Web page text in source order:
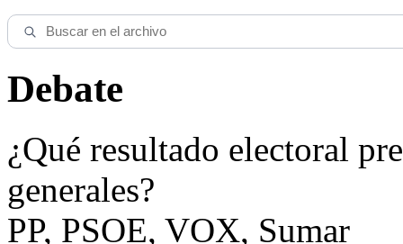
Debate
¿Qué resultado electoral
generales?
PP, PSOE, VOX, Sumar